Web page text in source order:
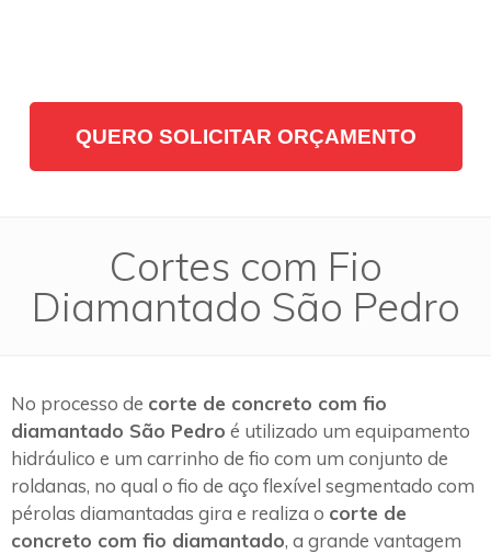
QUERO SOLICITAR ORÇAMENTO
Cortes com Fio
Diamantado São Pedro
No processo de corte de concreto com fio
diamantado São Pedro é utilizado um equipamento
hidráulico e um carrinho de fio com um conjunto de
roldanas, no qual o fio de aço flexível segmentado com
pérolas diamantadas gira e realiza o corte de
concreto com fio diamantado, a grande vantagem